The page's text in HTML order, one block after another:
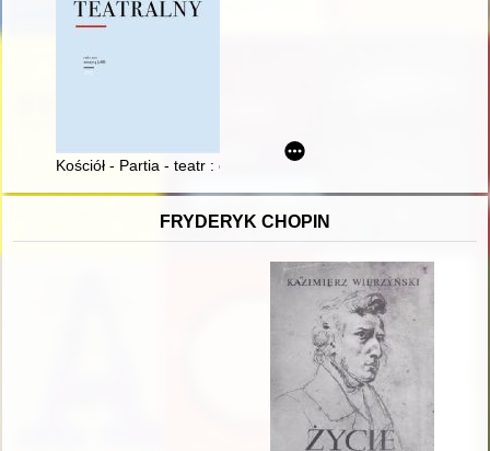
Kościół - Partia - teatr : cenzura rozproszona w PRL
FRYDERYK CHOPIN